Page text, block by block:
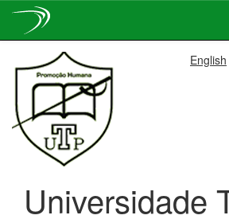
navigation
English
Universidade